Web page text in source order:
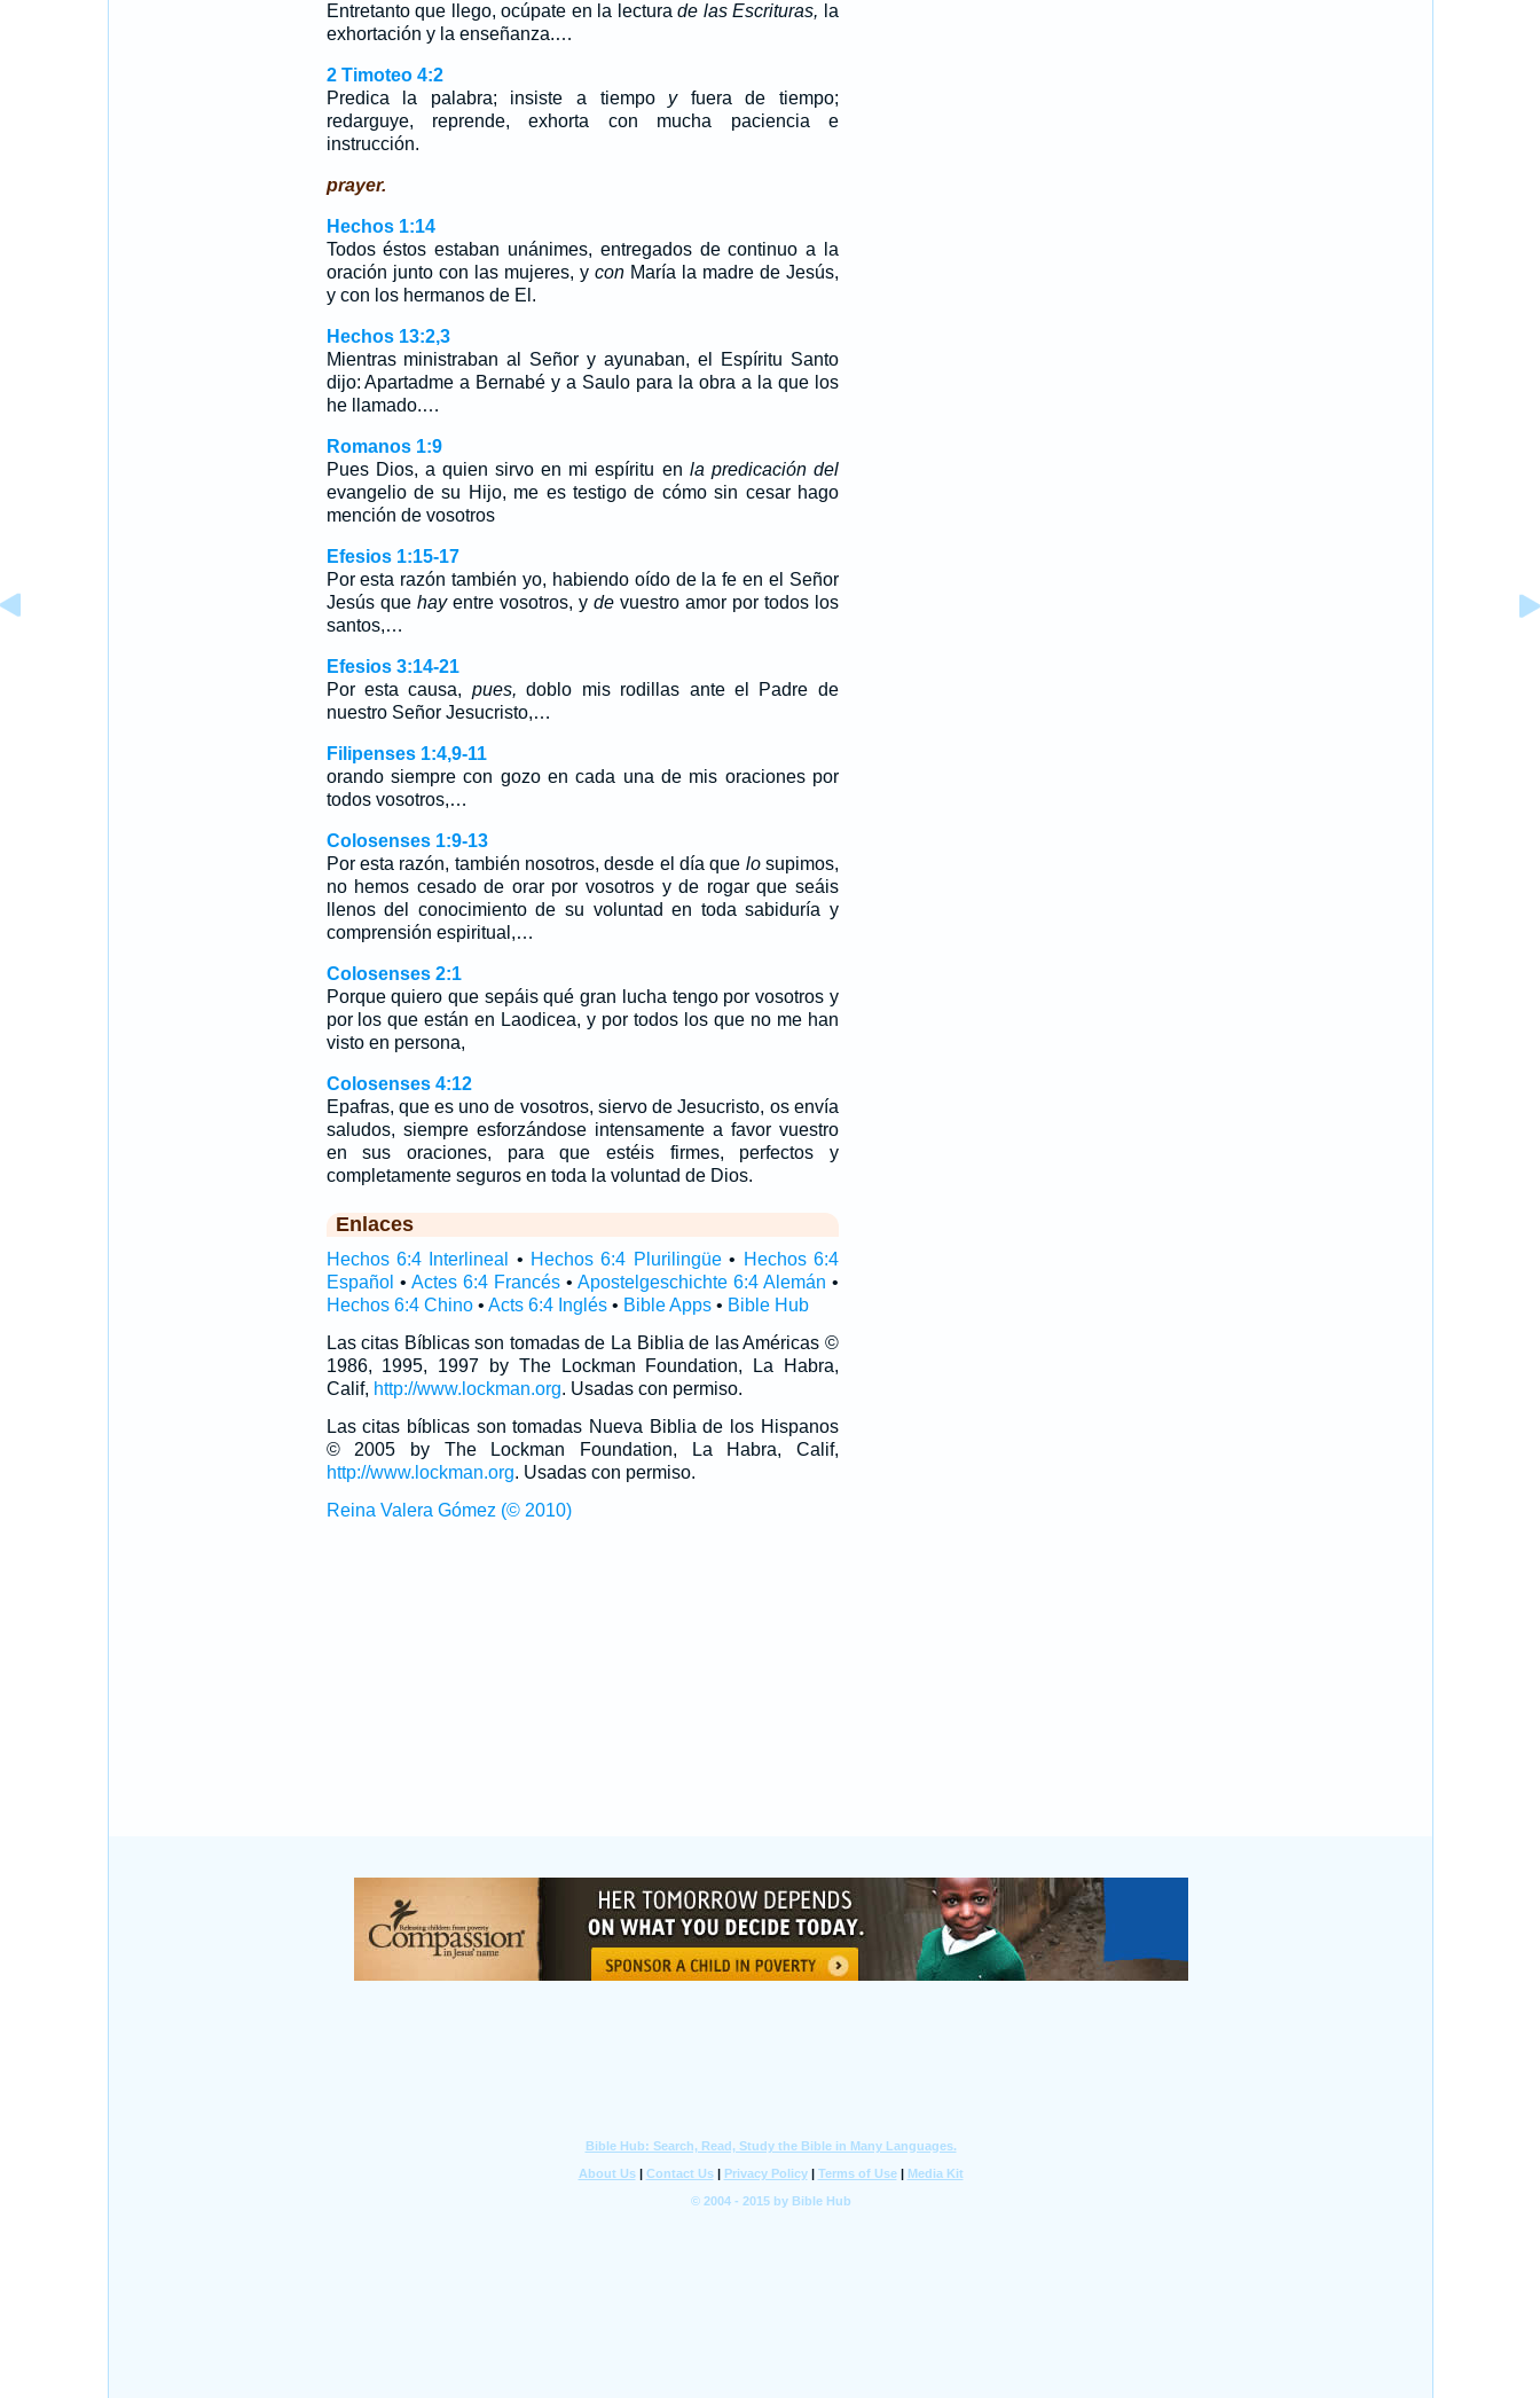
Entretanto que llego, ocúpate en la lecturade las Escrituras, la
exhortación y la enseñanza.…
2 Timoteo 4:2
Predica la palabra; insiste a tiempo yfuera de tiempo;
redarguye, reprende, exhorta con mucha paciencia e
instrucción.
prayer.
Hechos 1:14
Todos éstos estaban unánimes, entregados de continuo a la
oración junto con las mujeres, y conMaría la madre de Jesús,
y con los hermanos de El.
Hechos 13:2,3
Mientras ministraban al Señor y ayunaban, el Espíritu Santo
dijo: Apartadme a Bernabé y a Saulo para la obra a la que los
he llamado.…
Romanos 1:9
Pues Dios, a quien sirvo en mi espíritu en la predicación del
evangelio de su Hijo, me es testigo de cómo sin cesar hago
mención de vosotros
Efesios 1:15-17
Por esta razón también yo, habiendo oído de la fe en el Señor
Jesús que hayentre vosotros, y devuestro amor por todos los
santos,…
Efesios 3:14-21
Por esta causa, pues, doblo mis rodillas ante el Padre de
nuestro Señor Jesucristo,…
Filipenses 1:4,9-11
orando siempre con gozo en cada una de mis oraciones por
todos vosotros,…
Colosenses 1:9-13
Por esta razón, también nosotros, desde el día que losupimos,
no hemos cesado de orar por vosotros y de rogar que seáis
llenos del conocimiento de su voluntad en toda sabiduría y
comprensión espiritual,…
Colosenses 2:1
Porque quiero que sepáis qué gran lucha tengo por vosotros y
por los que están en Laodicea, y por todos los que no me han
visto en persona,
Colosenses 4:12
Epafras, que es uno de vosotros, siervo de Jesucristo, os envía
saludos, siempre esforzándose intensamente a favor vuestro
en sus oraciones, para que estéis firmes, perfectos y
completamente seguros en toda la voluntad de Dios.
Enlaces
Hechos 6:4 Interlineal • Hechos 6:4 Plurilingüe• Hechos 6:4
Español • Actes 6:4 Francés• Apostelgeschichte 6:4 Alemán •
Hechos 6:4 Chino• Acts 6:4 Inglés• Bible Apps• Bible Hub
Las citas Bíblicas son tomadas de La Biblia de las Américas ©
1986, 1995, 1997 by The Lockman Foundation, La Habra,
Calif, http://www.lockman.org. Usadas con permiso.
Las citas bíblicas son tomadas Nueva Biblia de los Hispanos
© 2005 by The Lockman Foundation, La Habra, Calif,
http://www.lockman.org. Usadas con permiso.
Reina Valera Gómez (© 2010)